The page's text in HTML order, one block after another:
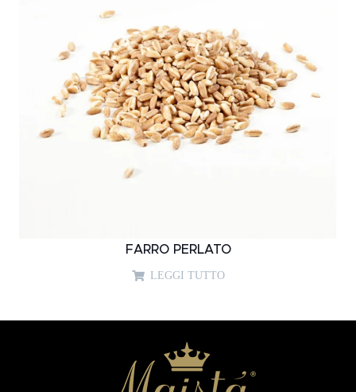
FARRO PERLATO
LEGGI TUTTO